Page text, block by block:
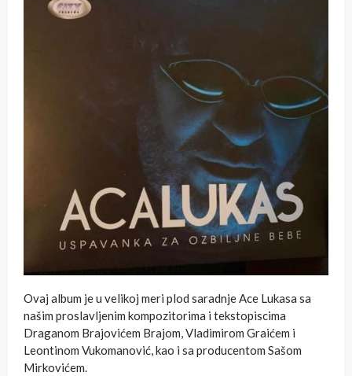
Ovaj album je u velikoj meri plod saradnje Ace Lukasa sa
našim proslavljenim kompozitorima i tekstopiscima
Draganom Brajovićem Brajom, Vladimirom Graićem i
Leontinom Vukomanović, kao i sa producentom Sašom
Mirkovićem.